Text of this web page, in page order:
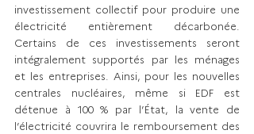
investissement collectif pour produire une
électricité entièrement décarbonée.
Certains de ces investissements seront
intégralement supportés par les ménages
et les entreprises. Ainsi, pour les nouvelles
centrales nucléaires, même si EDF est
détenue à 100 % par l’État, la vente de
l’électricité couvrira le remboursement des